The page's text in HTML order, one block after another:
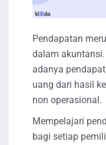
Pendapatan
dalam
adanya
uang dari hasil
non operasional.
Mempelajari
bagi setiap